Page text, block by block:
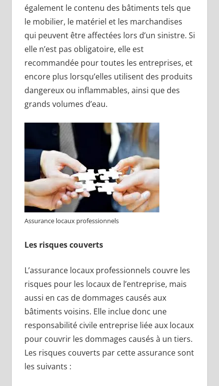
également le contenu des bâtiments tels que
le mobilier, le matériel et les marchandises
qui peuvent être affectées lors d’un sinistre. Si
elle n’est pas obligatoire, elle est
recommandée pour toutes les entreprises, et
encore plus lorsqu’elles utilisent des produits
dangereux ou inflammables, ainsi que des
grands volumes d’eau.
Assurance locaux professionnels
Les risques couverts
L’assurance locaux professionnels couvre les
risques pour les locaux de l’entreprise, mais
aussi en cas de dommages causés aux
bâtiments voisins. Elle inclue donc une
responsabilité civile entreprise liée aux locaux
pour couvrir les dommages causés à un tiers.
Les risques couverts par cette assurance sont
les suivants :